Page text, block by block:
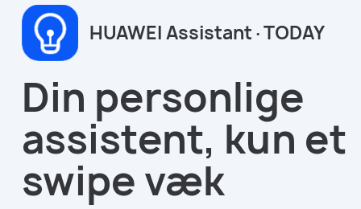
HUAWEI Assistant·TODAY
Din personlige
assistent, kun et
swipe væk